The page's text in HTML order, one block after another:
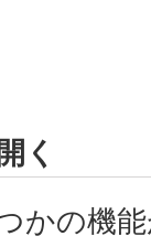
く
かの機